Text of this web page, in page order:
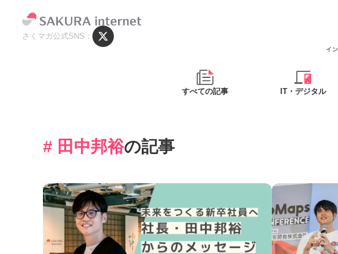
さくマガ公式SNS
すべての記事 IT・デジタル
# 田中邦裕の記事